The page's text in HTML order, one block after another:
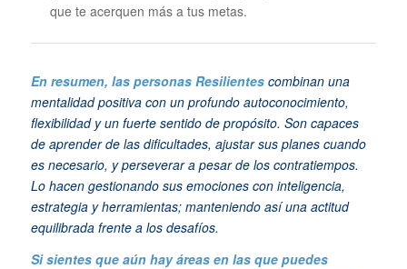
que te acerquen más a tus metas.
En resumen, las personas Resilientes combinan una
mentalidad positiva con un profundo autoconocimiento,
flexibilidad y un fuerte sentido de propósito. Son capaces
de aprender de las dificultades, ajustar sus planes cuando
es necesario, y perseverar a pesar de los contratiempos.
Lo hacen gestionando sus emociones con inteligencia,
estrategia y herramientas; manteniendo así una actitud
equilibrada frente a los desafíos.
Si sientes que aún hay áreas en las que puedes